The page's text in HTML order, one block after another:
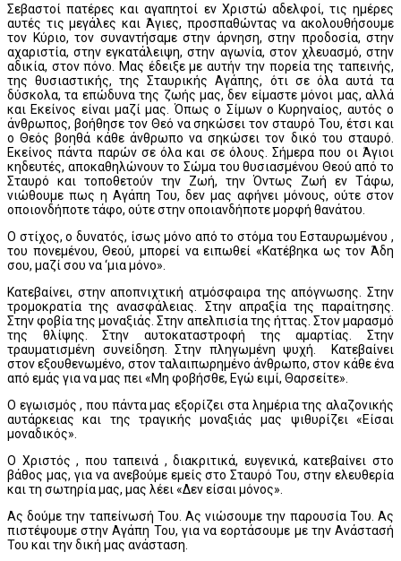
Σεβαστοί πατέρες και αγαπητοί εν Χριστώ αδελφοί, τις ημέρες
αυτές τις μεγάλες και Άγιες, προσπαθώντας να ακολουθήσουμε
τον Κύριο, τον συναντήσαμε στην άρνηση, στην προδοσία, στην
αχαριστία, στην εγκατάλειψη, στην αγωνία, στον χλευασμό, στην
αδικία, στον πόνο. Μας έδειξε με αυτήν την πορεία της ταπεινής,
της θυσιαστικής, της Σταυρικής Αγάπης, ότι σε όλα αυτά τα
δύσκολα, τα επώδυνα της ζωής μας, δεν είμαστε μόνοι μας, αλλά
και Εκείνος είναι μαζί μας. Όπως ο Σίμων ο Κυρηναίος, αυτός ο
άνθρωπος, βοήθησε τον Θεό να σηκώσει τον σταυρό Του, έτσι και
ο Θεός βοηθά κάθε άνθρωπο να σηκώσει τον δικό του σταυρό.
Εκείνος πάντα παρών σε όλα και σε όλους. Σήμερα που οι Άγιοι
κηδευτές, αποκαθηλώνουν το Σώμα του θυσιασμένου Θεού από το
Σταυρό και τοποθετούν την Ζωή, την Όντως Ζωή εν Τάφω,
νιώθουμε πως η Αγάπη Του, δεν μας αφήνει μόνους, ούτε στον
οποιονδήποτε τάφο, ούτε στην οποιανδήποτε μορφή θανάτου.
Ο στίχος, ο δυνατός, ίσως μόνο από το στόμα του Εσταυρωμένου ,
του πονεμένου, Θεού, μπορεί να ειπωθεί «Κατέβηκα ως τον Άδη
σου, μαζί σου να ‘μια μόνο».
Κατεβαίνει, στην αποπνιχτική ατμόσφαιρα της απόγνωσης. Στην
τρομοκρατία της ανασφάλειας. Στην απραξία της παραίτησης.
Στην φοβία της μοναξιάς. Στην απελπισία της ήττας. Στον μαρασμό
της θλίψης. Στην αυτοκαταστροφή της αμαρτίας. Στην
τραυματισμένη συνείδηση. Στην πληγωμένη ψυχή. Κατεβαίνει
στον εξουθενωμένο, στον ταλαιπωρημένο άνθρωπο, στον κάθε ένα
από εμάς για να μας πει «Μη φοβήσθε, Εγώ ειμί, Θαρσείτε».
Ο εγωισμός , που πάντα μας εξορίζει στα λημέρια της αλαζονικής
αυτάρκειας και της τραγικής μοναξιάς μας ψιθυρίζει «Είσαι
μοναδικός».
Ο Χριστός , που ταπεινά , διακριτικά, ευγενικά, κατεβαίνει στο
βάθος μας, για να ανεβούμε εμείς στο Σταυρό Του, στην ελευθερία
και τη σωτηρία μας, μας λέει «Δεν είσαι μόνος».
Ας δούμε την ταπείνωσή Του. Ας νιώσουμε την παρουσία Του. Ας
πιστέψουμε στην Αγάπη Του, για να εορτάσουμε με την Ανάστασή
Του και την δική μας ανάσταση.